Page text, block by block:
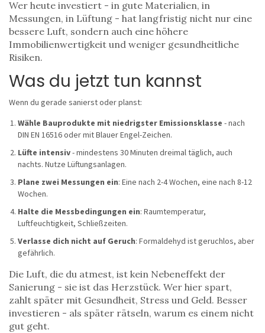
Wer heute investiert - in gute Materialien, in
Messungen, in Lüftung - hat langfristig nicht nur eine
bessere Luft, sondern auch eine höhere
Immobilienwertigkeit und weniger gesundheitliche
Risiken.
Was du jetzt tun kannst
Wenn du gerade sanierst oder planst:
Wähle Bauprodukte mit niedrigster Emissionsklasse - nach
DIN EN 16516 oder mit Blauer Engel-Zeichen.
Lüfte intensiv- mindestens 30 Minuten dreimal täglich, auch
nachts. Nutze Lüftungsanlagen.
Plane zwei Messungen ein: Eine nach 2-4 Wochen, eine nach 8-12
Wochen.
Halte die Messbedingungen ein: Raumtemperatur,
Luftfeuchtigkeit, Schließzeiten.
Verlasse dich nicht auf Geruch: Formaldehyd ist geruchlos, aber
gefährlich.
Die Luft, die du atmest, ist kein Nebeneffekt der
Sanierung - sie ist das Herzstück. Wer hier spart,
zahlt später mit Gesundheit, Stress und Geld. Besser
investieren - als später rätseln, warum es einem nicht
gut geht.